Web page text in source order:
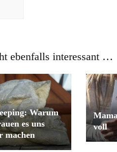
ebenfalls interessant …
Warum
es uns
machen
voll